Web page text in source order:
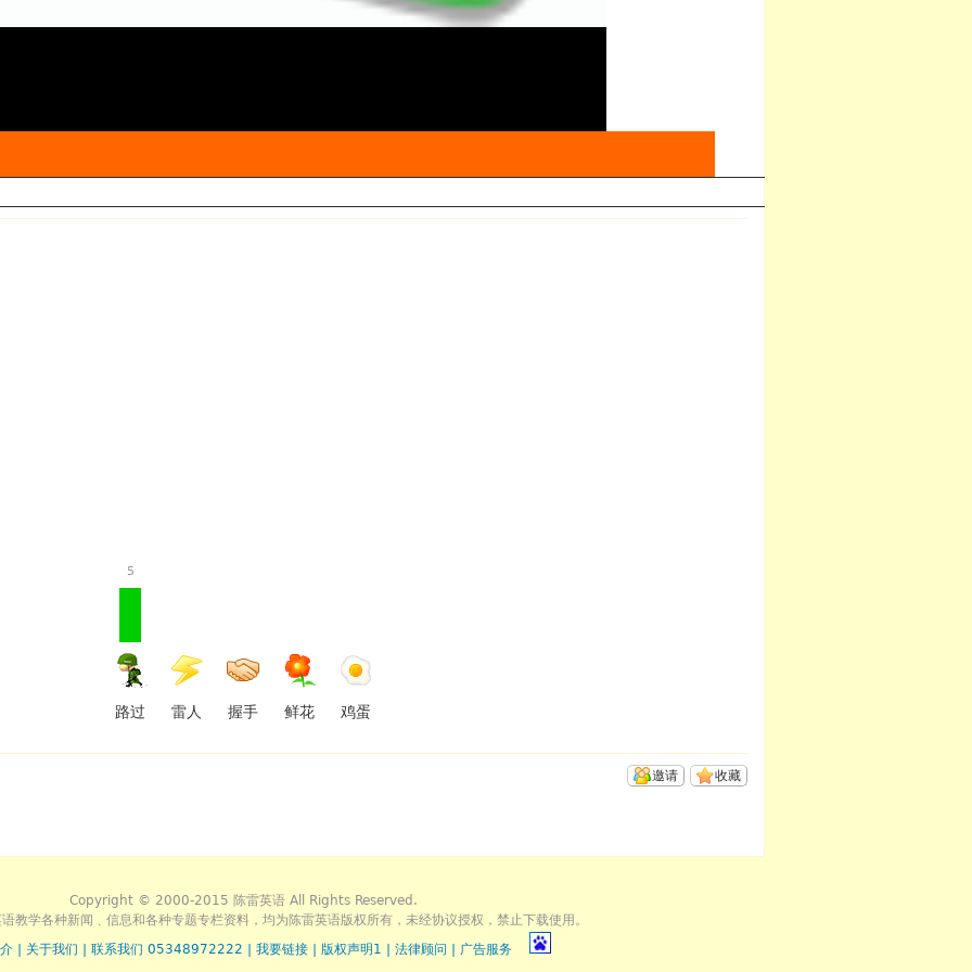
5
路过 雷人 握手 鲜花 鸡蛋
收藏
邀请
Copyright © 2000-2015 陈雷英语 All Rights Reserved.
教学各种新闻﹑信息和各种专题专栏资料，均为陈雷英语版权所有，未经协议授权，禁止下载使用。
关于我们 联系我们 05348972222 我要链接 版权声明1 法律顾问 广告服务